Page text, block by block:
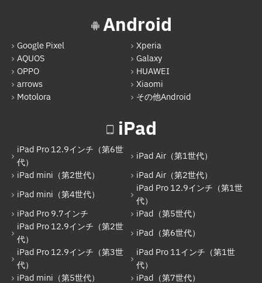
iPad mini（第4世代）
iPad Pro 12.9インチ（第1世代）
iPad（第5世代）
iPad Pro 12.9インチ（第3世代）
iPad Pro 11インチ（第1世代）
iPad mini（第5世代）
iPad（第7世代）
Android
Google Pixel
Xperia
AQUOS
Galaxy
OPPO
HUAWEI
arrows
Xiaomi
Motolora
その他Android
iPad
iPad Pro 12.9インチ（第6世
代）
iPad Air（第1世代）
iPad mini（第2世代）
iPad Air（第2世代）
iPad mini（第4世代）
iPad Pro 12.9インチ（第1世
代）
iPad Pro 9.7インチ
iPad（第5世代）
iPad Pro 12.9インチ（第2世
代）
iPad（第6世代）
iPad Pro 12.9インチ（第3世
代）
iPad Pro 11インチ（第1世
代）
iPad mini（第5世代）
iPad（第7世代）